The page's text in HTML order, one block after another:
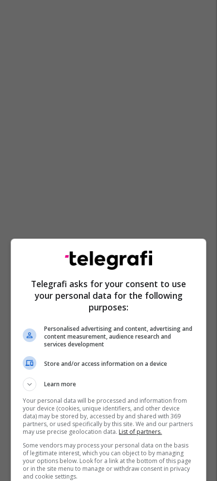
Sëmundja Lyme Avril Lavigne
Telegrafi asks for your consent to use
your personal data for the following
purposes:
Personalised advertising and content, advertising and
content measurement, audience research and
services development
Store and/or access information on a device
Learn more
Your personal data will be processed and information from
your device (cookies, unique identifiers, and other device
data) may be stored by, accessed by and shared with 369
partners, or used specifically by this site. We and our partners
may use precise geolocation data. List of partners.
Some vendors may process your personal data on the basis
of legitimate interest, which you can object to by managing
your options below. Look for a link at the bottom of this page
or in the site menu to manage or withdraw consent in privacy
and cookie settings.